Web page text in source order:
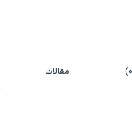
مقالات